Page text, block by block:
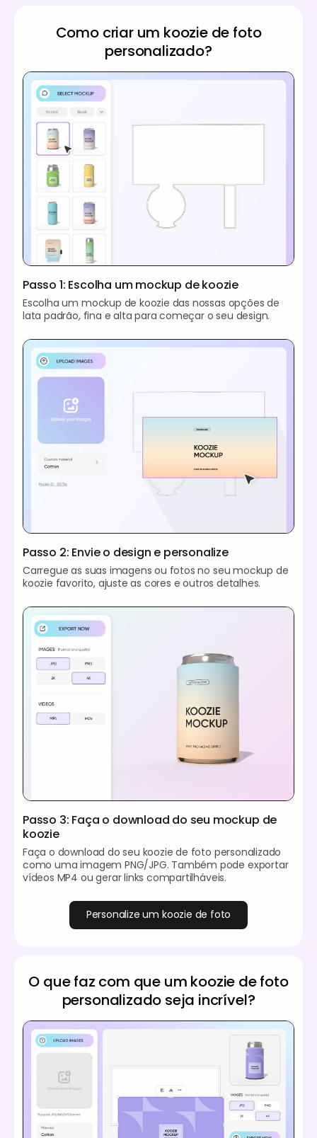
Como criar um koozie de foto
personalizado?
Passo 1: Escolha um mockup de koozie
Escolha um mockup de koozie das nossas opções de
lata padrão, fina e alta para começar o seu design.
Passo 2: Envie o design e personalize
Carregue as suas imagens ou fotos no seu mockup de
koozie favorito, ajuste as cores e outros detalhes.
Passo 3: Faça o download do seu mockup de
koozie
Faça o download do seu koozie de foto personalizado
como uma imagem PNG/JPG. Também pode exportar
vídeos MP4 ou gerar links compartilháveis.
Personalize um koozie de foto
O que faz com que um koozie de foto
personalizado seja incrível?